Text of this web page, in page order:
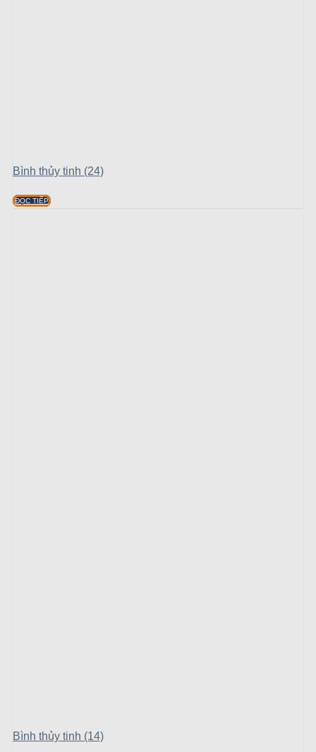
Bình thủy tinh (24)
ĐỌC TIẾP
Bình thủy tinh (14)